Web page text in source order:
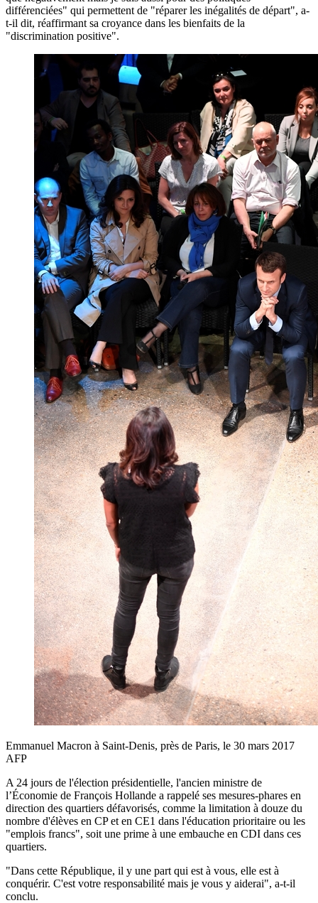
différenciées" qui permettent de "réparer les inégalités de départ", a-
t-il dit, réaffirmant sa croyance dans les bienfaits de la
"discrimination positive".
Emmanuel Macron à Saint-Denis, près de Paris, le 30 mars 2017
AFP
A 24 jours de l'élection présidentielle, l'ancien ministre de
l’Économie de François Hollande a rappelé ses mesures-phares en
direction des quartiers défavorisés, comme la limitation à douze du
nombre d'élèves en CP et en CE1 dans l'éducation prioritaire ou les
"emplois francs", soit une prime à une embauche en CDI dans ces
quartiers.
"Dans cette République, il y une part qui est à vous, elle est à
conquérir. C'est votre responsabilité mais je vous y aiderai", a-t-il
conclu.